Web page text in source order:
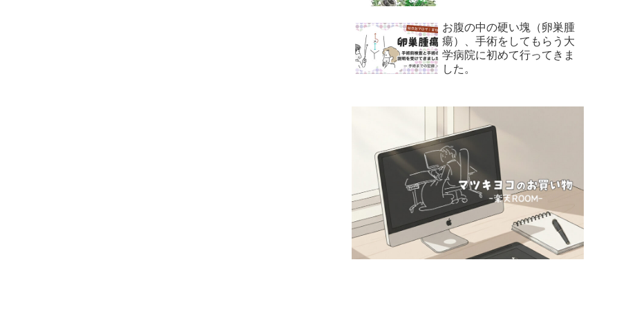
お腹の中の硬い塊（卵巣腫
瘍）、手術をしてもらう大
学病院に初めて行ってきま
した。